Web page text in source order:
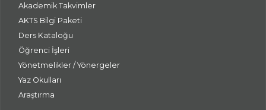
Akademik Takvimler
AKTS Bilgi Paketi
Ders Kataloğu
Öğrenci İşleri
Yönetmelikler / Yönergeler
Yaz Okulları
Araştırma